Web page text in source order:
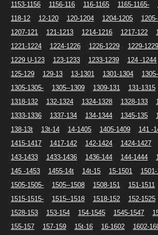
1153-1156
1156-116 116-1165 1165-1165-
118-12
12-120 120-1204 1204-1205
1207-121
121-1213 1214-1216 1217-122
1221-1224
1224-1226 1226-1229
1229-
1229 U-123
123-1233 1233-1239 124 -1244
125-129
129-13 13-1301 1301-1304
1305-1305-
1305--1309 1309-131 131-1315
1318-132
132-1324 1324-1328 1328-133
1333-1336
1337-134 134-1344 1345-135
138-13t
13t-14 14-1405 1405-1409
141 -
1415-1417
1417-142 142-1424 1424-1427
143-1433
1433-1436 1436-144 144-1444
145 -1453
1455-14t 14t-15 15-1501
1505-1505-
1505--1508 1508-151 151-1511
1515-1515-
1515--1518 1518-152 152-1525
1528-153
153-154 154-1545 1545-1547
155-157
157-159 15t-16 16-1602 1602-